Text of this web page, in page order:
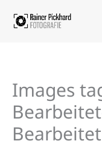
Inhalt
Images